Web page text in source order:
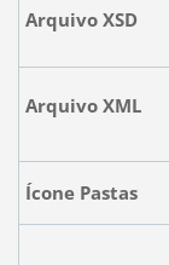
Arquivo XSD
Arquivo XML
Ícone Pastas